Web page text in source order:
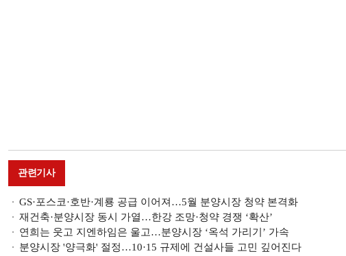
관련기사
GS·포스코·호반·계룡 공급 이어져…5월 분양시장 청약 본격화
재건축·분양시장 동시 가열…한강 조망·청약 경쟁 ‘확산’
연희는 웃고 지엔하임은 울고…분양시장 ‘옥석 가리기’ 가속
분양시장 '양극화' 절정…10·15 규제에 건설사들 고민 깊어진다